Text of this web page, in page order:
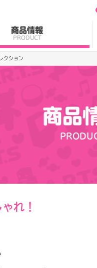
商品情報
PRODUCT
クション
商品
れ！